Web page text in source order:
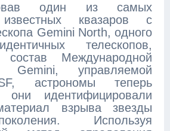
один из самых
квазаров с
Gemini North, одного
телескопов,
Международной
Gemini, управляемой
астрономы теперь
они идентифицировали
взрыва звезды
Используя